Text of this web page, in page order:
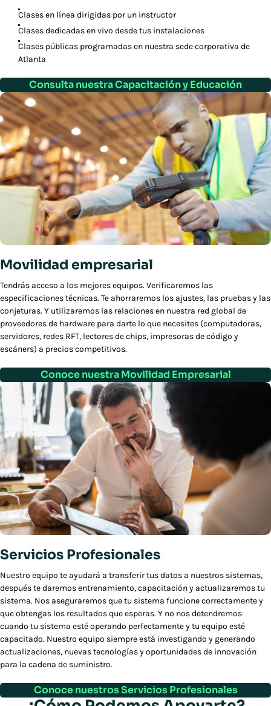
Clases en línea dirigidas por un instructor
Clases dedicadas en vivo desde tus instalaciones
Clases públicas programadas en nuestra sede corporativa de
Atlanta
Consulta nuestra Capacitación y Educación
Movilidad empresarial
Tendrás acceso a los mejores equipos. Verificaremos las
especificaciones técnicas. Te ahorraremos los ajustes, las pruebas y las
conjeturas. Y utilizaremos las relaciones en nuestra red global de
proveedores de hardware para darte lo que necesites (computadoras,
servidores, redes RFT, lectores de chips, impresoras de código y
escáners) a precios competitivos.
Conoce nuestra Movilidad Empresarial
Servicios Profesionales
Nuestro equipo te ayudará a transferir tus datos a nuestros sistemas,
después te daremos entrenamiento, capacitación y actualizaremos tu
sistema. Nos aseguraremos que tu sistema funcione correctamente y
que obtengas los resultados que esperas. Y no nos detendremos
cuando tu sistema esté operando perfectamente y tu equipo esté
capacitado. Nuestro equipo siempre está investigando y generando
actualizaciones, nuevas tecnologías y oportunidades de innovación
para la cadena de suministro.
Conoce nuestros Servicios Profesionales